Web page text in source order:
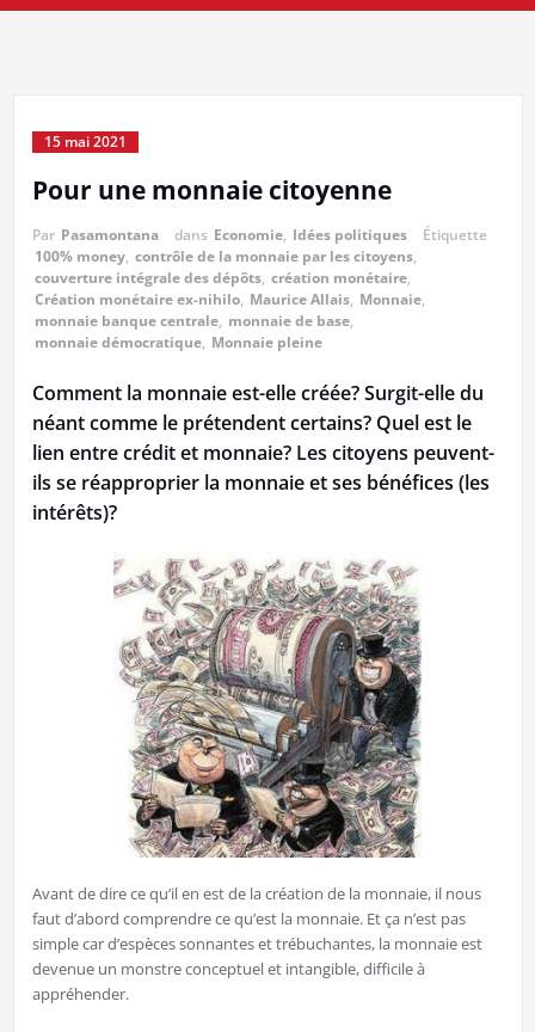
15 mai 2021
Pour une monnaie citoyenne
Par Pasamontana dans Economie, Idées politiques
Étiquette
100% money, contrôle de la monnaie par les citoyens,
couverture intégrale des dépôts, création monétaire,
Création monétaire ex-nihilo, Maurice Allais, Monnaie,
monnaie banque centrale, monnaie de base,
monnaie démocratique, Monnaie pleine
Comment la monnaie est-elle créée? Surgit-elle du
néant comme le prétendent certains? Quel est le
lien entre crédit et monnaie? Les citoyens peuvent-
ils se réapproprier la monnaie et ses bénéfices (les
intérêts)?
Avant de dire ce qu’il en est de la création de la monnaie, il nous
faut d’abord comprendre ce qu’est la monnaie. Et ça n’est pas
simple car d’espèces sonnantes et trébuchantes, la monnaie est
devenue un monstre conceptuel et intangible, difficile à
appréhender.